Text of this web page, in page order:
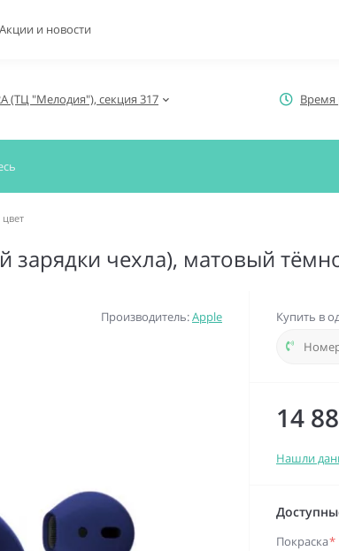
Акции и новости
(ТЦ "Мелодия"), секция 317 Время
зарядки чехла), матовый
Производитель:Apple
Купить в
14
Нашли
Покраска*